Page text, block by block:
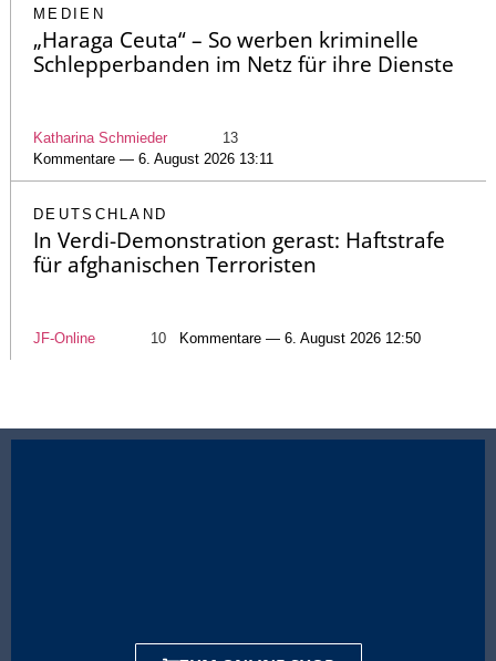
MEDIEN
„Haraga Ceuta“ – So werben kriminelle
Schlepperbanden im Netz für ihre Dienste
Katharina Schmieder
13
Kommentare — 6. August 2026 13:11
DEUTSCHLAND
In Verdi-Demonstration gerast: Haftstrafe
für afghanischen Terroristen
JF-Online 10 Kommentare — 6. August 2026 12:50